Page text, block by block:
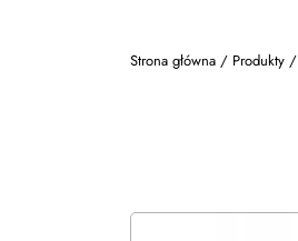
Strona główna / Produkty /